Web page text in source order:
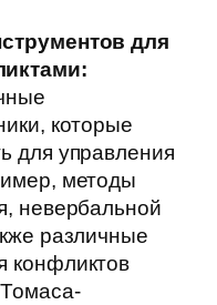
для
которые
для управления
методы
невербальной
различные
конфликтов